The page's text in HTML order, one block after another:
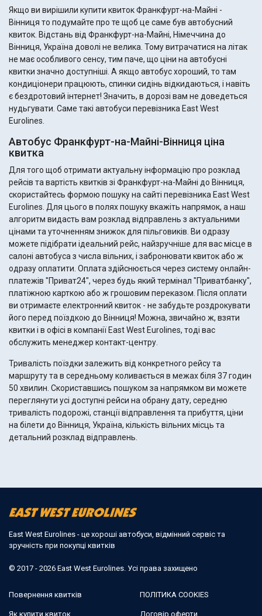
Якщо ви вирішили купити квиток Франкфурт-на-Майні -
Вінниця то подумайте про те щоб це саме був автобусний
квиток. Відстань від Франкфурт-на-Майні, Німеччина до
Вінниця, Україна доволі не велика. Тому витрачатися на літак
не має особливого сенсу, тим паче, що ціни на автобусні
квитки значно доступніші. А якщо автобус хороший, то там
кондиціонери працюють, спинки сидінь відкидаються, і навіть
є бездротовий інтернет! Значить, в дорозі вам не доведеться
нудьгувати. Саме такі автобуси перевізника East West
Eurolines.
Автобус Франкфурт-на-Майні-Вінниця ціна
квитка
Для того щоб отримати актуальну інформацію про розклад
рейсів та вартість квитків зі Франкфурт-на-Майні до Вінниця,
скористайтесь формою пошуку на сайті перевізника East West
Eurolines. Для цього в полях пошуку вкажіть напрямок, а наш
алгоритм видасть вам розклад відправлень з актуальними
цінами та уточненням знижок для пільговиків. Ви одразу
можете підібрати ідеальний рейс, найзручніше для вас місце в
салоні автобуса з числа вільних, і забронювати квиток або ж
одразу оплатити. Оплата здійснюється через систему онлайн-
платежів "Приват24", через будь який термінал "Приватбанку",
платіжною карткою або ж грошовим переказом. Після оплати
ви отримаєте електронний квиток - не забудьте роздрокувати
його перед поїздкою до Вінниця! Можна, звичайно ж, взяти
квитки і в офісі в компанії East West Eurolines, тоді вас
обслужить менеджер контакт-центру.
Тривалість поїздки залежить від конкретного рейсу та
маршруту та в середньому коливається в межах біля 37 годин
50 хвилин. Скориставшись пошуком за напрямком ви можете
переглянути усі доступні рейси на обрану дату, середню
тривалість подорожі, станції відправлення та прибуття, ціни
на білети до Вінниця, Україна, кількість вільних місць та
детальний розклад відправлень.
East West Eurolines - це хороші автобуси, відмінний сервіс та
зручність при покупці квитків
© 2017 - 2026 East West Eurolines. Усі права захищено
Повернення квитків
Як купити квиток
ПОЛІТИКА COOKIES
Договір оферти